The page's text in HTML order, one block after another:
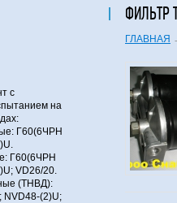
с
на
Г60(6ЧРН
Г60(6ЧРН
VD26/20.
(ТНВД):
NVD48-(2)U;
ФИЛЬТР
ГЛАВНАЯ